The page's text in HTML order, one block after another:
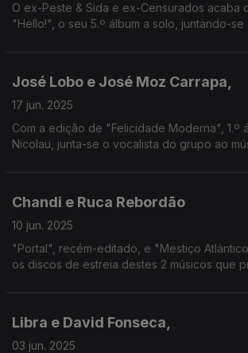
O ex-Peste & Sida e ex-Censurados acaba
"Hello!", o seu 5.º álbum a solo, juntando-se
José Lobo e José Moz Carrapa,
17 jun. 2025
Com a edição de "Felicidade Moderna", 1.º
Nicolau, junta-se o vocalista do grupo ao
Chandi e Ruca Rebordão
10 jun. 2025
"Portal", recém-editado, e "Mestiço
os discos de estreia destes 2 músicos que
Libra e David Fonseca,
03 jun. 2025